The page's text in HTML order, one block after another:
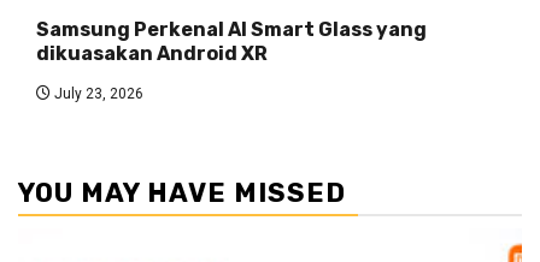
Samsung Perkenal AI Smart Glass yang
dikuasakan Android XR
July 23, 2026
YOU MAY HAVE MISSED